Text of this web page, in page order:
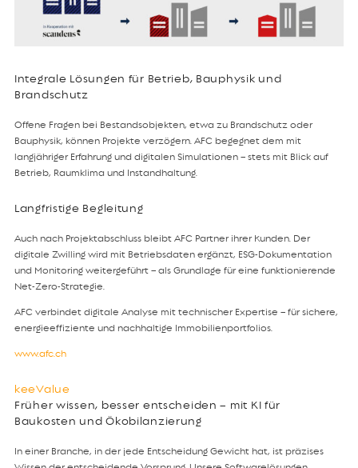
Integrale Lösungen für Betrieb, Bauphysik und
Brandschutz
Offene Fragen bei Bestandsobjekten, etwa zu Brandschutz oder
Bauphysik, können Projekte verzögern. AFC begegnet dem mit
langjähriger Erfahrung und digitalen Simulationen – stets mit Blick auf
Betrieb, Raumklima und Instandhaltung.
Langfristige Begleitung
Auch nach Projektabschluss bleibt AFC Partner ihrer Kunden. Der
digitale Zwilling wird mit Betriebsdaten ergänzt, ESG-Dokumentation
und Monitoring weitergeführt – als Grundlage für eine funktionierende
Net-Zero-Strategie.
AFC verbindet digitale Analyse mit technischer Expertise – für sichere,
energieeffiziente und nachhaltige Immobilienportfolios.
www.afc.ch
keeValue
Früher wissen, besser entscheiden – mit KI für
Baukosten und Ökobilanzierung
In einer Branche, in der jede Entscheidung Gewicht hat, ist präzises